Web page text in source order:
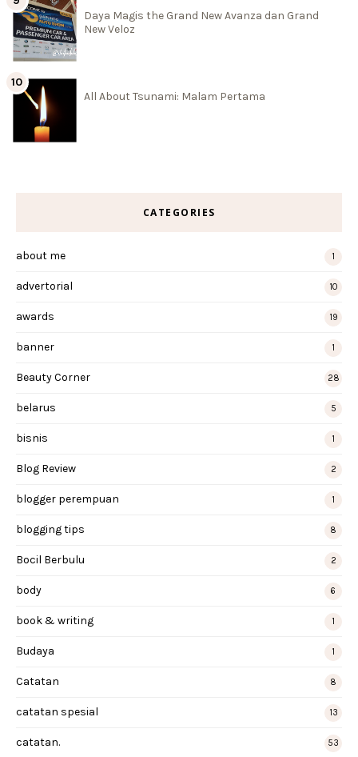
Daya Magis the Grand New Avanza dan Grand
New Veloz
All About Tsunami: Malam Pertama
CATEGORIES
about me 1
advertorial 10
awards 19
banner 1
Beauty Corner 28
belarus 5
bisnis 1
Blog Review 2
blogger perempuan 1
blogging tips 8
Bocil Berbulu 2
body 6
book & writing 1
Budaya 1
Catatan 8
catatan spesial 13
catatan. 53